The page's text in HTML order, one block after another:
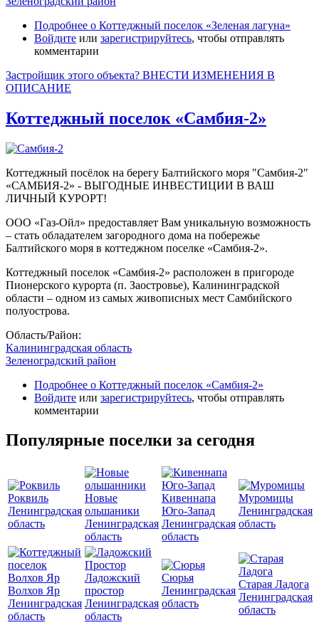
Подробнее о Коттеджный поселок «Зеленая лагуна»
Войдите или зарегистрируйтесь, чтобы отправлять
комментарии
Застройщик этого объекта? ВНЕСТИ ИЗМЕНЕНИЯ В
ОПИСАНИЕ
Коттеджный поселок «Самбия-2»
Коттеджный посёлок на берегу Балтийского моря "Самбия-2"
«САМБИЯ-2» - ВЫГОДНЫЕ ИНВЕСТИЦИИ В ВАШ
ЛИЧНЫЙ КУРОРТ!
ООО «Газ-Ойл» предоставляет Вам уникальную возможность
– стать обладателем загородного дома на побережье
Балтийского моря в коттеджном поселке «Самбия-2».
Коттеджный поселок «Самбия-2» расположен в пригороде
Пионерского курорта (п. Заостровье), Калининградской
области – одном из самых живописных мест Самбийского
полуострова.
Область/Район:
Калининградская область
Зеленоградский район
Подробнее о Коттеджный поселок «Самбия-2»
Войдите или зарегистрируйтесь, чтобы отправлять
комментарии
Популярные поселки за сегодня
Роквиль
Ленинградская
область
Новые
ольшаники
Ленинградская
область
Кивеннапа
Юго-Запад
Ленинградская
область
Муромицы
Ленинградская
область
Волхов Яр
Ленинградская
область
Ладожский
простор
Ленинградская
область
Сюрья
Ленинградская
область
Старая Ладога
Ленинградская
область